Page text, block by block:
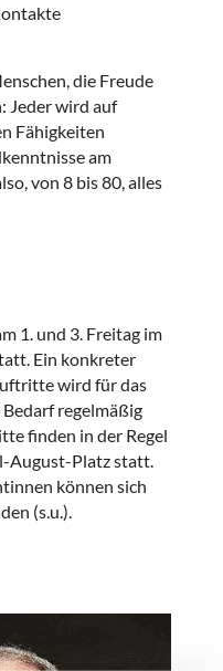
die Freude
Jeder wird auf
Fähigkeiten
am
von 8 bis 80, alles
1. und 3. Freitag im
Ein konkreter
wird für das
regelmäßig
finden in der Regel
August-Platz statt.
können sich
(s.u.).